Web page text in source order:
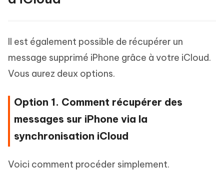
Il est également possible de récupérer un
message supprimé iPhone grâce à votre iCloud.
Vous aurez deux options.
Option 1. Comment récupérer des
messages sur iPhone via la
synchronisation iCloud
Voici comment procéder simplement.